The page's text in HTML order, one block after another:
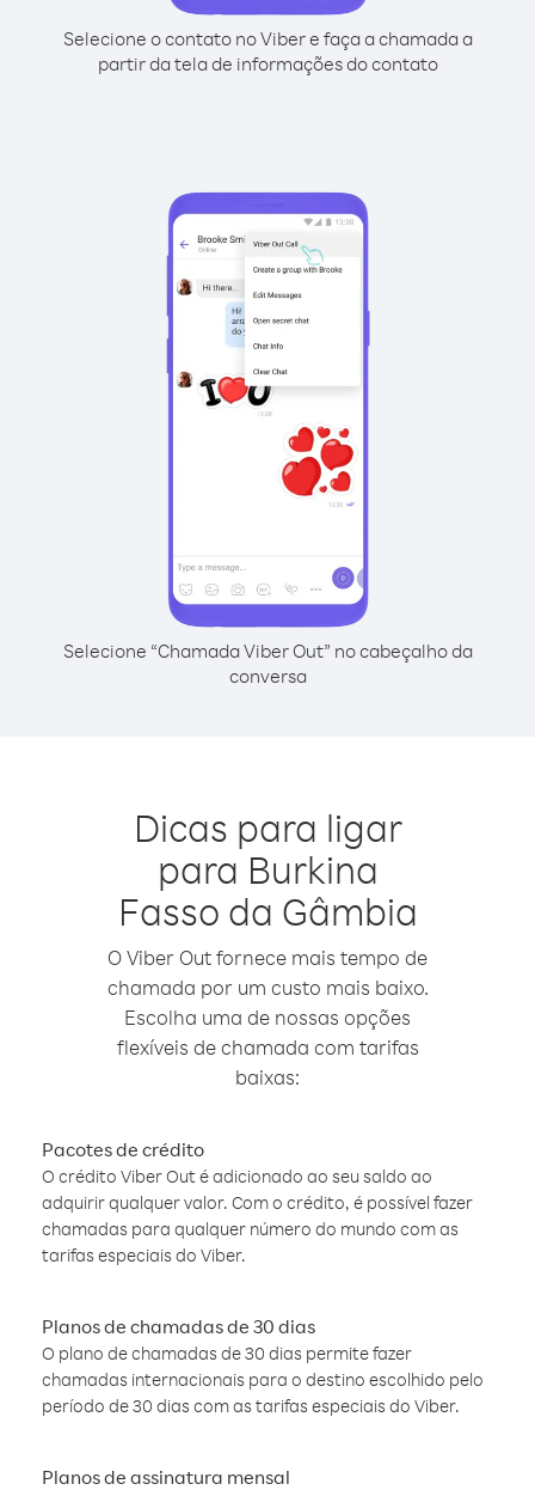
Selecione o contato no Viber e faça a chamada a
partir da tela de informações do contato
Selecione “Chamada Viber Out” no cabeçalho da
conversa
Dicas para ligar
para Burkina
Fasso da Gâmbia
O Viber Out fornece mais tempo de
chamada por um custo mais baixo.
Escolha uma de nossas opções
flexíveis de chamada com tarifas
baixas:
Pacotes de crédito
O crédito Viber Out é adicionado ao seu saldo ao
adquirir qualquer valor. Com o crédito, é possível fazer
chamadas para qualquer número do mundo com as
tarifas especiais do Viber.
Planos de chamadas de 30 dias
O plano de chamadas de 30 dias permite fazer
chamadas internacionais para o destino escolhido pelo
período de 30 dias com as tarifas especiais do Viber.
Planos de assinatura mensal